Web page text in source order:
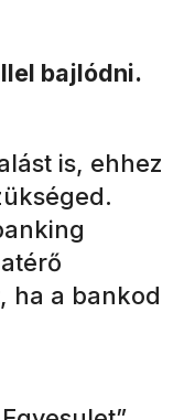
bajlódni.
is, ehhez
ha a bankod